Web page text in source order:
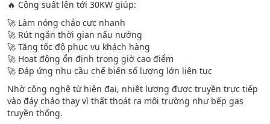
🔥 Công suất lên tới 30KW giúp:
🚀 Làm nóng chảo cực nhanh
🚀 Rút ngắn thời gian nấu nướng
🚀 Tăng tốc độ phục vụ khách hàng
🚀 Hoạt động ổn định trong giờ cao điểm
🚀 Đáp ứng nhu cầu chế biến số lượng lớn liên tục
Nhờ công nghệ từ hiện đại, nhiệt lượng được truyền trực tiếp
vào đáy chảo thay vì thất thoát ra môi trường như bếp gas
truyền thống.